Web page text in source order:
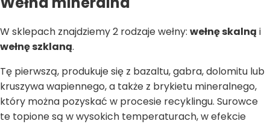
W sklepach znajdziemy 2 rodzaje wełny: wełnę skalną i
wełnę szklaną.
Tę pierwszą, produkuje się z bazaltu, gabra, dolomitu lub
kruszywa wapiennego, a także z brykietu mineralnego,
który można pozyskać w procesie recyklingu. Surowce
te topione są w wysokich temperaturach, w efekcie